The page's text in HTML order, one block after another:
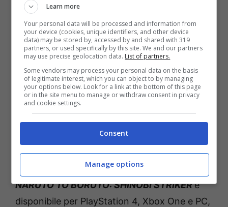
Questo oggetto può essere solamente
acquistato se i giocatori hanno almeno uno
dei maestri disponibili nel Season Pass 7.
Anche il Ninja Tool Shop ha ricevuto alcuni
aggiornamenti come nuove armi uniche SS+
che possono essere ottenute.
Aggiornamenti continueranno ad arrivare
nello shop.
NARUTO TO BORUTO: SHINOBI STRIKERè
disponibile per PlayStation 4, Xbox One e PC,
Learn more
Your personal data will be processed and information from
your device (cookies, unique identifiers, and other device
data) may be stored by, accessed by and shared with 319
partners, or used specifically by this site. We and our partners
may use precise geolocation data. List of partners.
Some vendors may process your personal data on the basis
of legitimate interest, which you can object to by managing
your options below. Look for a link at the bottom of this page
or in the site menu to manage or withdraw consent in privacy
and cookie settings.
Consent
Manage options